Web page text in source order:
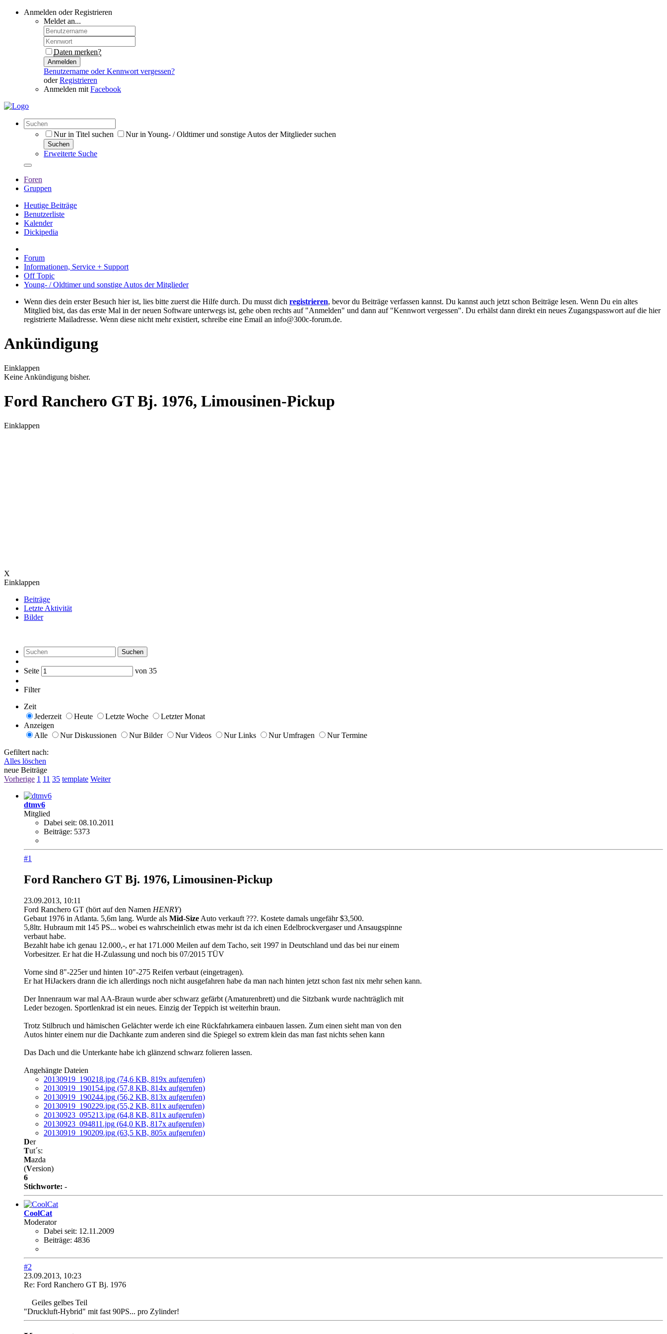
Anmelden oder Registrieren
Meldet an...
Daten merken?
Anmelden
Benutzername oder Kennwort vergessen?
oderRegistrieren
Anmelden mit Facebook
Nur in Titel suchen Nur in Young- / Oldtimer und sonstige Autos der Mitglieder suchen
Suchen
Erweiterte Suche
Foren
Gruppen
Heutige Beiträge
Benutzerliste
Kalender
Dickipedia
Forum
Informationen, Service + Support
Off Topic
Young- / Oldtimer und sonstige Autos der Mitglieder
Wenn dies dein erster Besuch hier ist, lies bitte zuerst die Hilfe durch. Du musst dich registrieren, bevor du Beiträge verfassen kannst. Du kannst auch jetzt schon Beiträge lesen. Wenn Du ein altes
Mitglied bist, das das erste Mal in der neuen Software unterwegs ist, gehe oben rechts auf "Anmelden" und dann auf "Kennwort vergessen". Du erhälst dann direkt ein neues Zugangspasswort auf die hier
registrierte Mailadresse. Wenn diese nicht mehr existiert, schreibe eine Email an info@300c-forum.de.
Ankündigung
Einklappen
Keine Ankündigung bisher.
Ford Ranchero GT Bj. 1976, Limousinen-Pickup
Einklappen
X
Einklappen
Beiträge
Letzte Aktivität
Bilder
Suchen
Seite von 35
Filter
Zeit
Jederzeit
Heute Letzte Woche
Letzter Monat
Anzeigen
Alle
Nur Diskussionen Nur Bilder Nur Videos Nur Links Nur Umfragen
Nur Termine
Gefiltert nach:
Alles löschen
neue Beiträge
Vorherige 1 11 35 template Weiter
dtmv6
Mitglied
Dabei seit: 08.10.2011
Beiträge: 5373
#1
Ford Ranchero GT Bj. 1976, Limousinen-Pickup
23.09.2013, 10:11
Ford Ranchero GT (hört auf den Namen HENRY)
Gebaut 1976 in Atlanta. 5,6m lang. Wurde als Mid-Size Auto verkauft ???. Kostete damals ungefähr $3,500.
5,8ltr. Hubraum mit 145 PS... wobei es wahrscheinlich etwas mehr ist da ich einen Edelbrockvergaser und Ansaugspinne
verbaut habe.
Bezahlt habe ich genau 12.000,-, er hat 171.000 Meilen auf dem Tacho, seit 1997 in Deutschland und das bei nur einem
Vorbesitzer. Er hat die H-Zulassung und noch bis 07/2015 TÜV
Vorne sind 8"-225er und hinten 10"-275 Reifen verbaut (eingetragen).
Er hat HiJackers drann die ich allerdings noch nicht ausgefahren habe da man nach hinten jetzt schon fast nix mehr sehen kann.
Der Innenraum war mal AA-Braun wurde aber schwarz gefärbt (Amaturenbrett) und die Sitzbank wurde nachträglich mit
Leder bezogen. Sportlenkrad ist ein neues. Einzig der Teppich ist weiterhin braun.
Trotz Stilbruch und hämischen Gelächter werde ich eine Rückfahrkamera einbauen lassen. Zum einen sieht man von den
Autos hinter einem nur die Dachkante zum anderen sind die Spiegel so extrem klein das man fast nichts sehen kann
Das Dach und die Unterkante habe ich glänzend schwarz folieren lassen.
Angehängte Dateien
20130919_190218.jpg (74,6 KB, 819x aufgerufen)
20130919_190154.jpg (57,8 KB, 814x aufgerufen)
20130919_190244.jpg (56,2 KB, 813x aufgerufen)
20130919_190229.jpg (55,2 KB, 811x aufgerufen)
20130923_095213.jpg (64,8 KB, 811x aufgerufen)
20130923_094811.jpg (64,0 KB, 817x aufgerufen)
20130919_190209.jpg (63,5 KB, 805x aufgerufen)
Der
Tut´s:
Mazda
(Version)
6
Stichworte: -
CoolCat
Moderator
Dabei seit: 12.11.2009
Beiträge: 4836
#2
23.09.2013, 10:23
Re: Ford Ranchero GT Bj. 1976
Geiles gelbes Teil
"Druckluft-Hybrid" mit fast 90PS... pro Zylinder!